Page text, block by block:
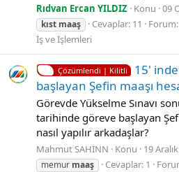
Rıdvan Ercan YILDIZ Konu 09
kıst maaş Cevaplar: 11 Forum:
İş ve İşlemleri
Çözümlendi | Kilitli
15'
başlayan Şefin maaşı
Görevde Yükselme Sınavı
tarihinde göreve başlayan
nasıl yapılır arkadaşlar?
Mahmut SAHİNN Konu 19
memur maaş Cevaplar: 1